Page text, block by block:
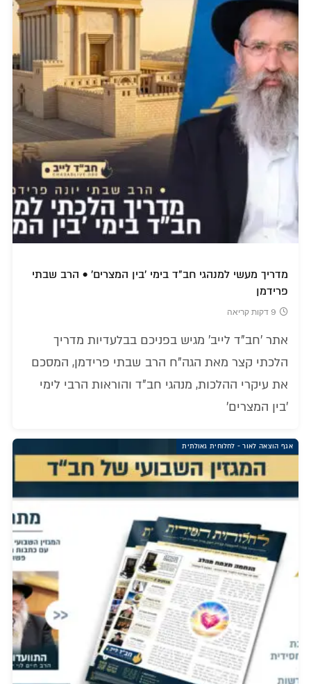
מדריך מעשי למנהגי חב"ד בימי 'בין המצרים' • הרב שבתי
פרידמן
9 דקות קריאה
אתר 'חב"ד לייב' מגיש בפניכם בבלעדיות מדריך
הלכתי קצר מאת הגה"ח הרב שבתי פרידמן, המסכם
את עיקרי ההלכות, מנהגי חב"ד והוראות הרבי לימי
'בין המצרים'
אגף הוצאה לאור - לחלוחית גאולתית